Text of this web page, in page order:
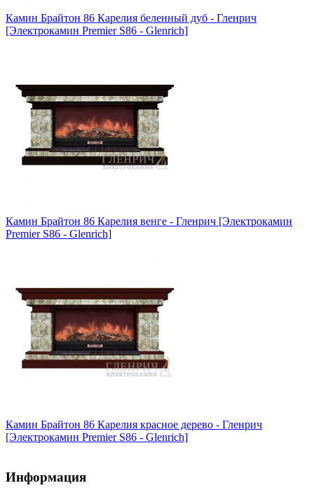
Камин Брайтон 86 Карелия беленный дуб - Гленрич
[Электрокамин Premier S86 - Glenrich]
Камин Брайтон 86 Карелия венге - Гленрич [Электрокамин
Premier S86 - Glenrich]
Камин Брайтон 86 Карелия красное дерево - Гленрич
[Электрокамин Premier S86 - Glenrich]
Информация